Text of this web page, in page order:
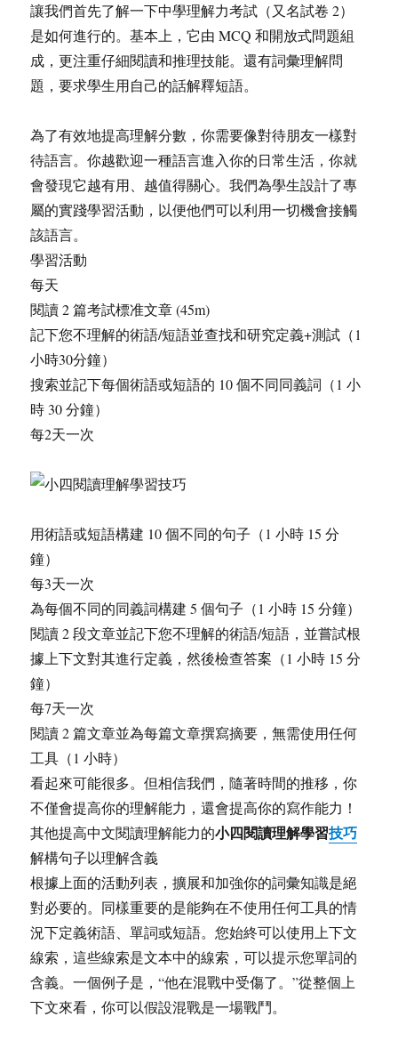
讓我們首先了解一下中學理解力考試（又名試卷 2）
是如何進行的。基本上，它由 MCQ 和開放式問題組
成，更注重仔細閱讀和推理技能。還有詞彙理解問
題，要求學生用自己的話解釋短語。
為了有效地提高理解分數，你需要像對待朋友一樣對
待語言。你越歡迎一種語言進入你的日常生活，你就
會發現它越有用、越值得關心。我們為學生設計了專
屬的實踐學習活動，以便他們可以利用一切機會接觸
該語言。
學習活動
每天
閱讀 2 篇考試標准文章 (45m)
記下您不理解的術語/短語並查找和研究定義+測試（1
小時30分鐘）
搜索並記下每個術語或短語的 10 個不同同義詞（1 小
時 30 分鐘）
每2天一次
用術語或短語構建 10 個不同的句子（1 小時 15 分
鐘）
每3天一次
為每個不同的同義詞構建 5 個句子（1 小時 15 分鐘）
閱讀 2 段文章並記下您不理解的術語/短語，並嘗試根
據上下文對其進行定義，然後檢查答案（1 小時 15 分
鐘）
每7天一次
閱讀 2 篇文章並為每篇文章撰寫摘要，無需使用任何
工具（1 小時）
看起來可能很多。但相信我們，隨著時間的推移，你
不僅會提高你的理解能力，還會提高你的寫作能力！
其他提高中文閱讀理解能力的小四閱讀理解學習技巧
解構句子以理解含義
根據上面的活動列表，擴展和加強你的詞彙知識是絕
對必要的。同樣重要的是能夠在不使用任何工具的情
況下定義術語、單詞或短語。您始終可以使用上下文
線索，這些線索是文本中的線索，可以提示您單詞的
含義。一個例子是，“他在混戰中受傷了。”從整個上
下文來看，你可以假設混戰是一場戰鬥。